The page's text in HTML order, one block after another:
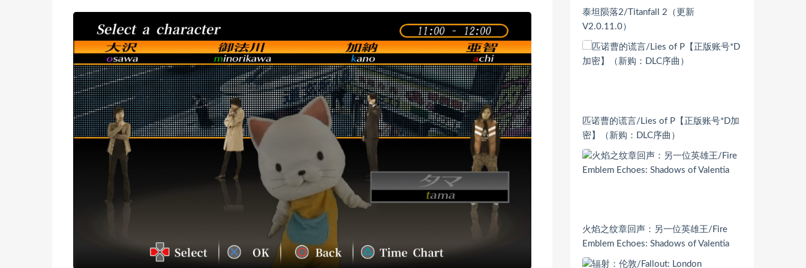
泰坦陨落2/Titanfall 2（更新
V2.0.11.0）
匹诺曹的谎言/Lies of P【正版账号*D加
密】（新购：DLC序曲）
火焰之纹章回声：另一位英雄王/Fire
Emblem Echoes: Shadows of Valentia